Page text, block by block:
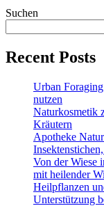
Suchen
Recent Posts
Urban
nutzen
Naturkosmetik
Kräutern
Apotheke
Von der Wiese
mit heilender
Heilpflanzen
Unterstützung